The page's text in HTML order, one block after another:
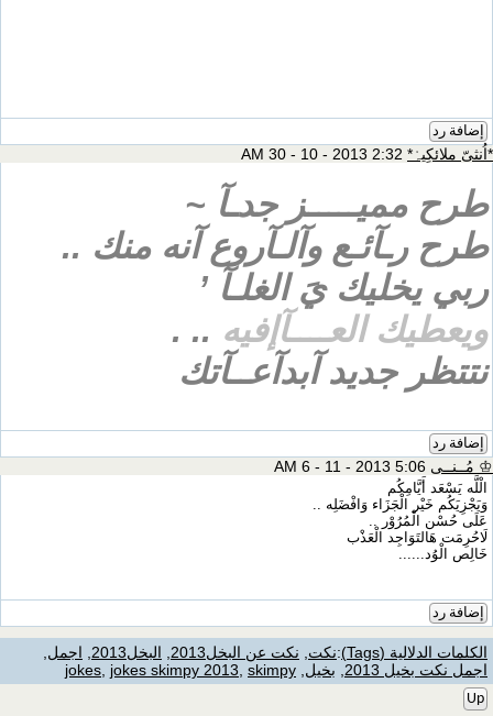
إضافة رد
*اُنثىّ ملائكِيہْ*
طرح مميـــــز جدـآ ~
طرح رـآئـع وآلـآروع آنه منك ..
ربي يخليك يَ الغلـآ ’
ويعطيك العــــآإفيه .. .
نتتظر جديد آبدآعــآتك
إضافة رد
♔ مُــنــى
الْلَّه يَسْعَد أَيَّامِكُم‎
وَيَجْزِيَكُم خَيْر الْجَزَاء وَافْضَلِه‎‏ ..‏
عَلَى حُسْن الْمُرُوْر‎‏ ..‏
لَاحُرِمَت هَالتَوَاجِد الْعَذْب ‏‎
خَالِص الْوُد‎‏......‏
إضافة رد
الكلمات الدلالية (Tags) :نكت, نكت عن البخل2013 , البخل2013 , اجمل,
اجمل نكت بخيل 2013
, بخيل,
jokes, jokes skimpy 2013, skimpy
Up